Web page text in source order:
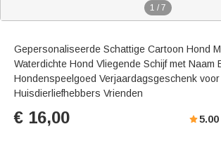
1 / 7
Gepersonaliseerde Schattige Cartoon Hond
Waterdichte Hond Vliegende Schijf met Naam
Hondenspeelgoed Verjaardagsgeschenk voor
Huisdierliefhebbers Vrienden
€ 16,00 5.00